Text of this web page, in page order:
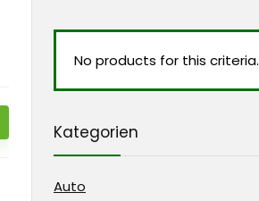
No products for this criteria.
Kategorien
Auto